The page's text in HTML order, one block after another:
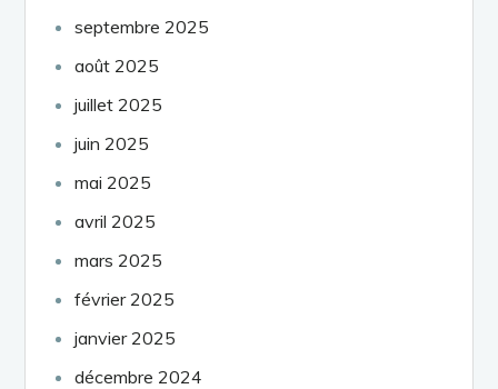
septembre 2025
août 2025
juillet 2025
juin 2025
mai 2025
avril 2025
mars 2025
février 2025
janvier 2025
décembre 2024